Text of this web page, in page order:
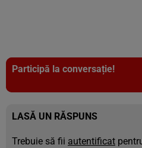
Participă la conversație!
LASĂ UN RĂSPUNS
Trebuie să fii autentificat